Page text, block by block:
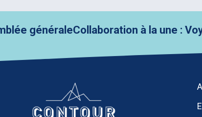
généraleCollaboration à la une :